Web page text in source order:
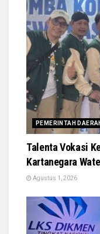
PEMERINTAH
Talenta Vokasi
Kartanegara
Agustus 1, 2026